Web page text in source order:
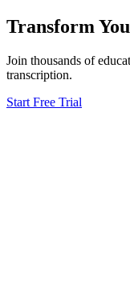
Transform
Join thousands of
transcription.
Start Free Trial